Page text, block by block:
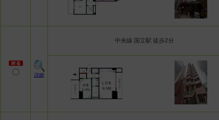
詳細
中央線 国立駅 徒歩2分